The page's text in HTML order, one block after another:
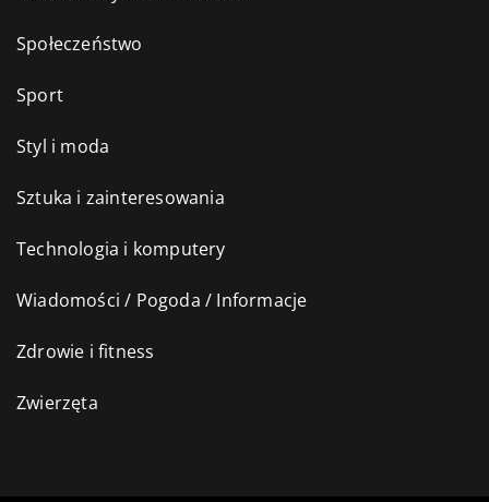
Społeczeństwo
Sport
Styl i moda
Sztuka i zainteresowania
Technologia i komputery
Wiadomości / Pogoda / Informacje
Zdrowie i fitness
Zwierzęta